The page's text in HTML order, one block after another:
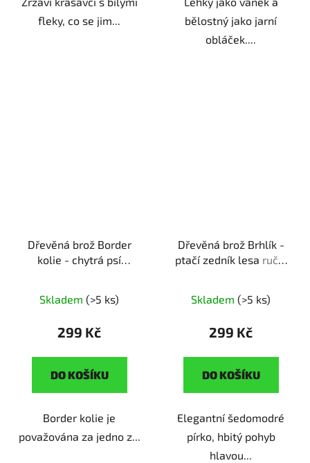
fleky, co se jim...
bělostný jako jarní
obláček....
Dřevěná brož Border
kolie - chytrá psí
pejskaře
Skladem (>5 ks)
299 Kč
DO KOŠÍKU
Border kolie je
považována za jedno z...
Dřevěná brož Brhlík -
ptačí zedník lesa ruční
Skladem (>5 ks)
299 Kč
DO KOŠÍKU
Elegantní šedomodré
pírko, hbitý pohyb
hlavou...